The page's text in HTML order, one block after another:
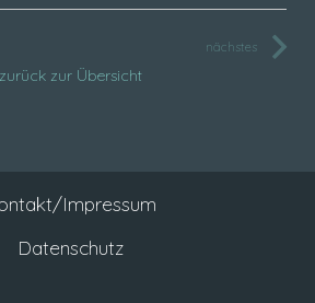
nächstes
zurück zur Übersicht
Impressum
Datenschutz